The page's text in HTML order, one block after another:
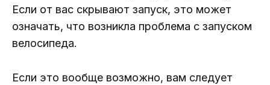
Если от вас скрывают запуск, это может
означать, что возникла проблема с запуском
велосипеда.
Если это вообще возможно, вам следует